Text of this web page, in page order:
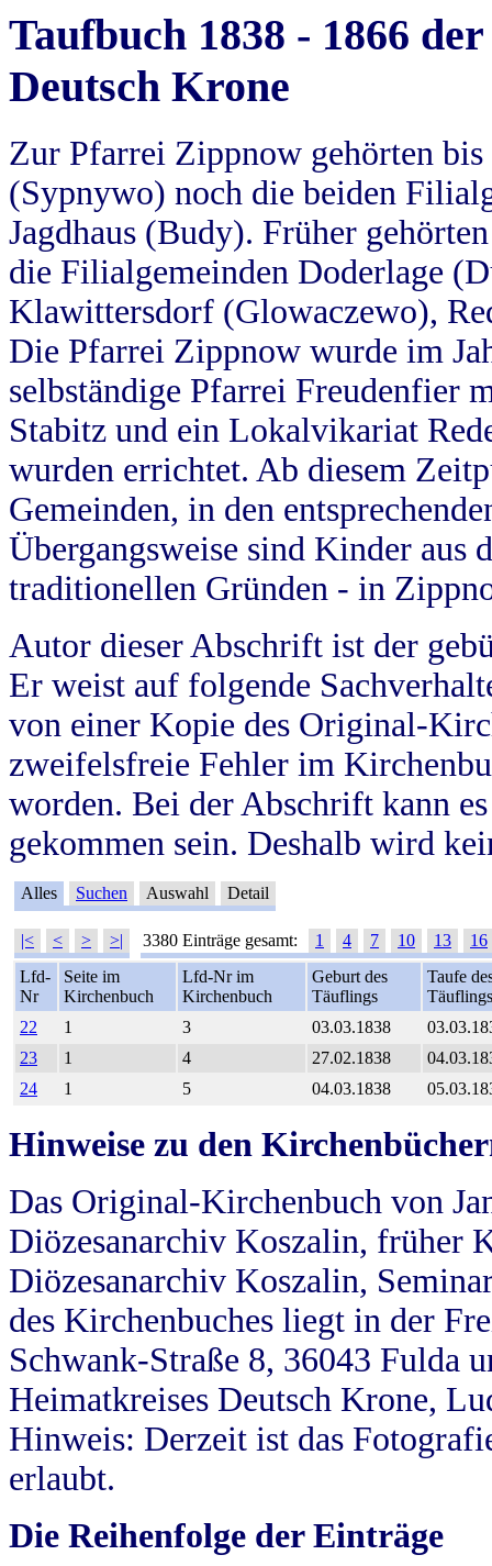
Taufbuch 1838 - 1866
Deutsch Krone
Zur Pfarrei Zippnow gehörten
(Sypnywo) noch die beiden
Jagdhaus (Budy). Früher
die Filialgemeinden Doderlage
Klawittersdorf (Glowaczewo),
Die Pfarrei Zippnow wurde im
selbständige Pfarrei Freudenfier
Stabitz und ein Lokalvikariat
wurden errichtet. Ab diesem
Gemeinden, in den
Übergangsweise sind Kinder aus
traditionellen Gründen - in
Autor dieser Abschrift ist der
Er weist auf folgende
von einer Kopie des Original-
zweifelsfreie Fehler im
worden. Bei der Abschrift kann
gekommen sein. Deshalb wird
Alles Suchen Auswahl Detail
|< < > >| 3380 Einträge gesamt: 1 4 7 10 13
16
Lfd-
Nr
Seite im
Kirchenbuch
Lfd-Nr im
Kirchenbuch
Geburt des
Täuflings
Taufe
Täuflings
22
1 3 03.03.1838
23
1 4 27.02.1838
24
1 5 04.03.1838
Hinweise zu den
Das Original-Kirchenbuch von
Diözesanarchiv Koszalin, früher
Diözesanarchiv Koszalin,
des Kirchenbuches liegt in der
Schwank-Straße 8, 36043 Fulda
Heimatkreises Deutsch Krone,
Hinweis: Derzeit ist das
erlaubt.
Die Reihenfolge der Einträge